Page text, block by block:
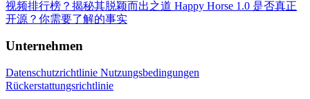
视频排行榜？揭秘其脱颖而出之道 Happy Horse 1.0 是否真正
开源？你需要了解的事实
Unternehmen
Datenschutzrichtlinie Nutzungsbedingungen
Rückerstattungsrichtlinie